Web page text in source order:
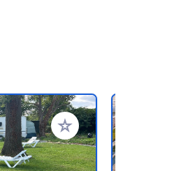
Add to your favorites